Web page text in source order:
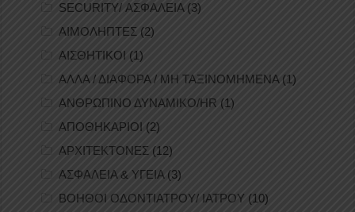
SECURITY/ ΑΣΦΑΛΕΙΑ(3)
ΑΙΜΟΛΗΠΤΕΣ (2)
ΑΙΣΘΗΤΙΚΟΙ (1)
ΑΛΛΑ / ΔΙΑΦΟΡΑ / ΜΗ ΤΑΞΙΝΟΜΗΜΕΝΑ(1)
ΑΝΘΡΩΠΙΝΟ ΔΥΝΑΜΙΚΟ/HR (1)
ΑΠΟΘΗΚΑΡΙΟΙ (2)
ΑΡΧΙΤΕΚΤΟΝΕΣ (12)
ΑΣΦΑΛΕΙΑ & ΥΓΕΙΑ(3)
ΒΟΗΘΟΙ ΟΔΟΝΤΙΑΤΡΟΥ/ ΙΑΤΡΟΥ (10)